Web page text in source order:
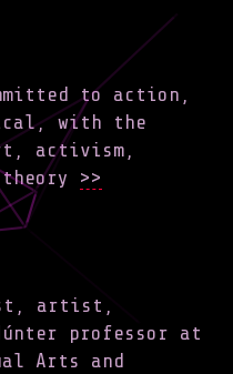
to action,
with the
activism,
>>
artist,
professor at
Arts and